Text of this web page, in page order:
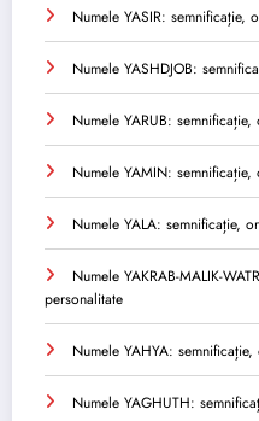
Numele YASIR: semnificație,
Numele YASHDJOB:
Numele YARUB:
Numele YAMIN:
Numele YALA: semnificație,
Numele YAKRAB-MALIK-
personalitate
Numele YAHYA:
Numele YAGHUTH: